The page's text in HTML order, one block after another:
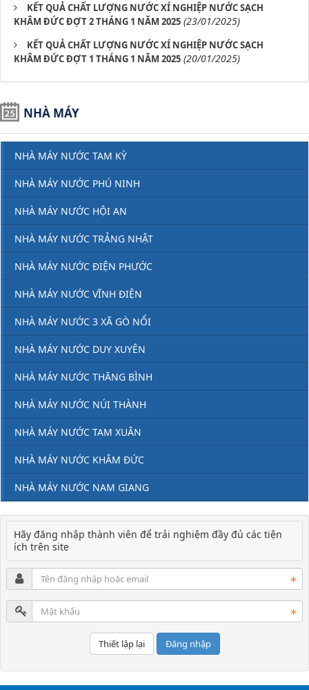
KẾT QUẢ CHẤT LƯỢNG NƯỚC XÍ NGHIỆP NƯỚC SẠCH
KHÂM ĐỨC ĐỢT 2 THÁNG 1 NĂM 2025 (23/01/2025)
KẾT QUẢ CHẤT LƯỢNG NƯỚC XÍ NGHIỆP NƯỚC SẠCH
KHÂM ĐỨC ĐỢT 1 THÁNG 1 NĂM 2025 (20/01/2025)
NHÀ MÁY
NHÀ MÁY NƯỚC TAM KỲ
NHÀ MÁY NƯỚC PHÚ NINH
NHÀ MÁY NƯỚC HỘI AN
NHÀ MÁY NƯỚC TRẢNG NHẬT
NHÀ MÁY NƯỚC ĐIỆN PHƯỚC
NHÀ MÁY NƯỚC VĨNH ĐIỆN
NHÀ MÁY NƯỚC 3 XÃ GÒ NỔI
NHÀ MÁY NƯỚC DUY XUYÊN
NHÀ MÁY NƯỚC THĂNG BÌNH
NHÀ MÁY NƯỚC NÚI THÀNH
NHÀ MÁY NƯỚC TAM XUÂN
NHÀ MÁY NƯỚC KHÂM ĐỨC
NHÀ MÁY NƯỚC NAM GIANG
Hãy đăng nhập thành viên để trải nghiệm đầy đủ các tiện
ích trên site
Đăng nhập